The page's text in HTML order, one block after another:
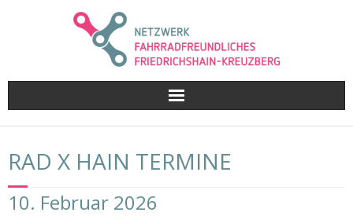
RAD X HAIN TERMINE
10. Februar 2026